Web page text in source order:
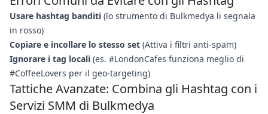
Usare hashtag banditi (lo strumento di Bulkmedya li segnala
in rosso)
Copiare e incollare lo stesso set (Attiva i filtri anti-spam)
Ignorare i tag locali (es. #LondonCafes funziona meglio di
#CoffeeLovers per il geo-targeting)
Tattiche Avanzate: Combina gli Hashtag con i
Servizi SMM di Bulkmedya